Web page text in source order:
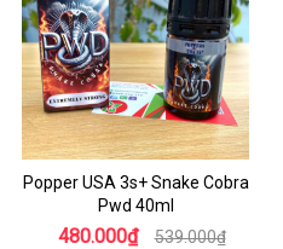
Popper USA 3s+ Snake Cobra
Pwd 40ml
480.000₫ 539.000₫